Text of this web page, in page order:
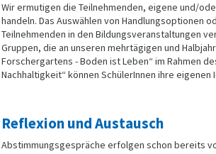
Wir ermutigen die Teilnehmenden, eigene und/
handeln. Das Auswählen von
Teilnehmenden in den Bildungsveranstaltungen
Gruppen, die an unseren mehrtägigen und
Forschergartens - Boden ist Leben“ im Rahmen
Nachhaltigkeit“ können SchülerInnen ihre eigenen
Reflexion und Austausch
Abstimmungsgespräche erfolgen schon bereits